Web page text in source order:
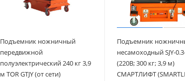
Подъемник ножничный
передвижной
полуэлектрический 240 кг 3,9
м TOR GTJY (от сети)
Подъемник
несамоходный SJY-
(220В; 300 кг; 3,9 м)
СМАРТЛИФТ